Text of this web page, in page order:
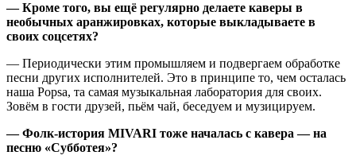
— Кроме того, вы ещё регулярно делаете каверы в
необычных аранжировках, которые выкладываете в
своих соцсетях?
— Периодически этим промышляем и подвергаем обработке
песни других исполнителей. Это в принципе то, чем осталась
наша Popsa, та самая музыкальная лаборатория для своих.
Зовём в гости друзей, пьём чай, беседуем и музицируем.
— Фолк-история MIVARI тоже началась с кавера — на
песню «Субботея»?